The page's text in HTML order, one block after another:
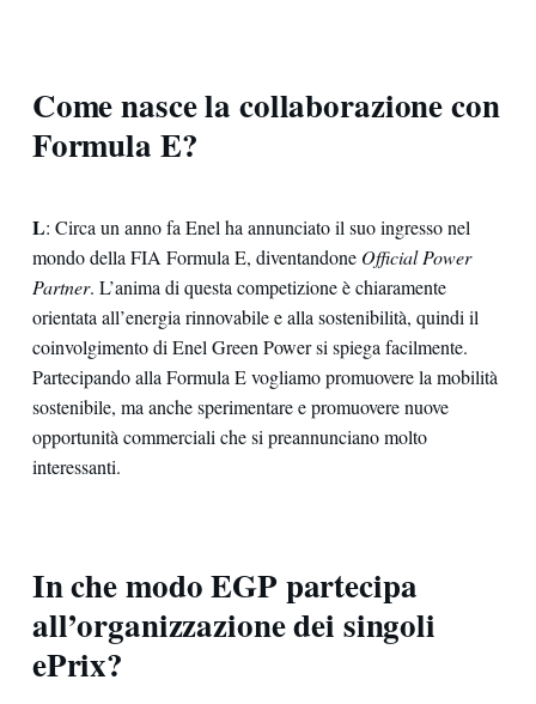
Come nasce la collaborazione con
Formula E?
L: Circa un anno fa Enel ha annunciato il suo ingresso nel
mondo della FIA Formula E, diventandone Official Power
Partner. L’anima di questa competizione è chiaramente
orientata all’energia rinnovabile e alla sostenibilità, quindi il
coinvolgimento di Enel Green Power si spiega facilmente.
Partecipando alla Formula E vogliamo promuovere la mobilità
sostenibile, ma anche sperimentare e promuovere nuove
opportunità commerciali che si preannunciano molto
interessanti.
In che modo EGP partecipa
all’organizzazione dei singoli
ePrix?